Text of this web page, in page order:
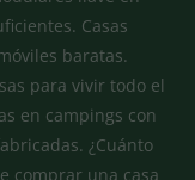
Casas
baratas.
para vivir todo el
en campings con
¿Cuánto
comprar una casa